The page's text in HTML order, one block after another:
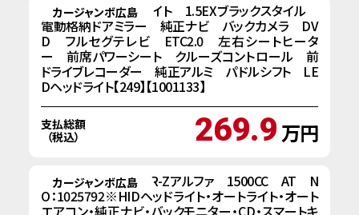
カージャンボ広島
R1 ホンダ インサイト 1.5EXブラックスタイル
電動格納ドアミラー 純正ナビ バックカメラ DV
D フルセグテレビ ETC2.0 左右シートヒータ
ー 前席パワーシート クルーズコントロール 前
ドライブレコーダー 純正アルミ パドルシフト LE
Dヘッドライト【249】【1001133】
支払総額
（税込）
269.9万円
カージャンボ広島
H２３年式 ホンダCR-Zアルファ 1500CC AT N
O：1025792※HIDヘッドライト・オートライト・オート
エアコン・純正ナビ・バックモニター・CD・スマートキ